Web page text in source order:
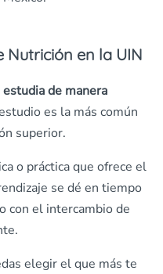
Nutrición en la UIN
estudia de manera
es la más común
superior.
o práctica que ofrece el
se dé en tiempo
con el intercambio de
elegir el que más te